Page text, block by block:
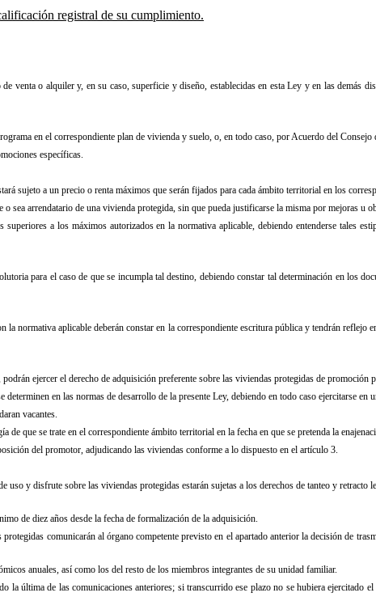
registral de su cumplimiento.
venta o alquiler y, en su caso, superficie y diseño, establecidas en esta Ley y en las demás
en el correspondiente plan de vivienda y suelo, o, en todo caso, por Acuerdo del Consejo
específicas.
sujeto a un precio o renta máximos que serán fijados para cada ámbito territorial en los
arrendatario de una vivienda protegida, sin que pueda justificarse la misma por mejoras u
a los máximos autorizados en la normativa aplicable, debiendo entenderse tales
para el caso de que se incumpla tal destino, debiendo constar tal determinación en los
normativa aplicable deberán constar en la correspondiente escritura pública y tendrán reflejo
ejercer el derecho de adquisición preferente sobre las viviendas protegidas de promoción
en las normas de desarrollo de la presente Ley, debiendo en todo caso ejercitarse en
vacantes.
que se trate en el correspondiente ámbito territorial en la fecha en que se pretenda la
del promotor, adjudicando las viviendas conforme a lo dispuesto en el artículo 3.
y disfrute sobre las viviendas protegidas estarán sujetas a los derechos de tanteo y retracto
de diez años desde la fecha de formalización de la adquisición.
comunicarán al órgano competente previsto en el apartado anterior la decisión de
anuales, así como los del resto de los miembros integrantes de su unidad familiar.
la última de las comunicaciones anteriores; si transcurrido ese plazo no se hubiera ejercitado